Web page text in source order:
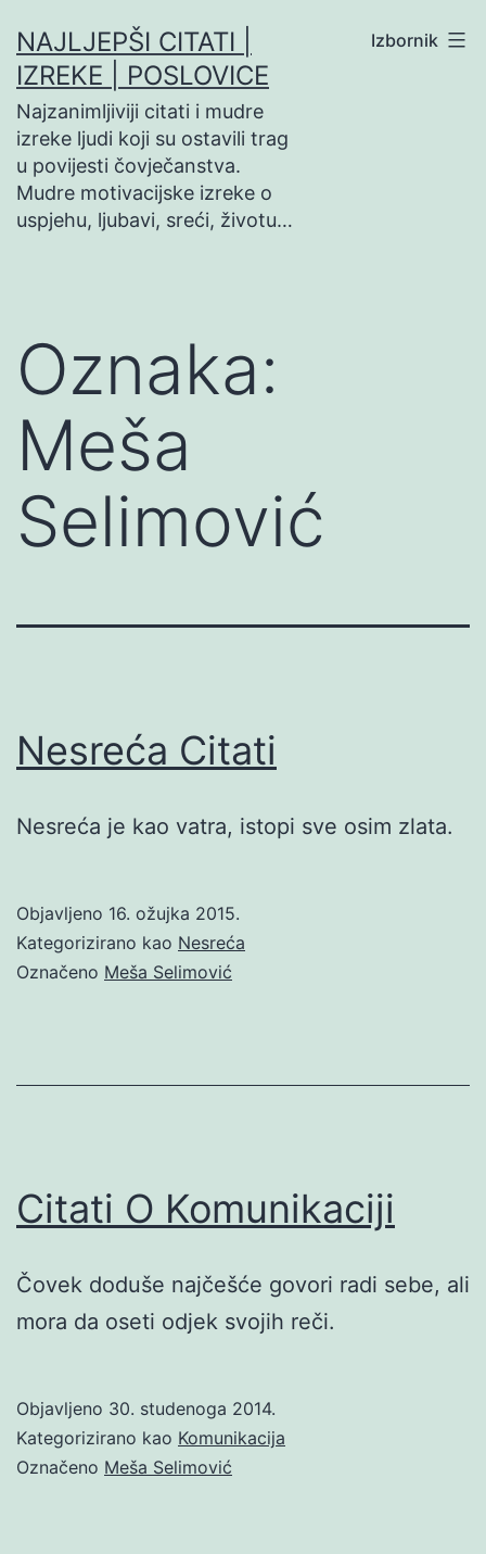
na
sadržaj
NAJLJEPŠI CITATI |
IZREKE | POSLOVICE
Najzanimljiviji citati i mudre
izreke ljudi koji su ostavili trag
u povijesti čovječanstva.
Mudre motivacijske izreke o
uspjehu, ljubavi, sreći, životu…
Izbornik
Oznaka:
Meša
Selimović
Nesreća Citati
Nesreća je kao vatra, istopi sve osim zlata.
Objavljeno 16. ožujka 2015.
Kategorizirano kao Nesreća
Označeno Meša Selimović
Citati O Komunikaciji
Čovek doduše najčešće govori radi sebe, ali
mora da oseti odjek svojih reči.
Objavljeno 30. studenoga 2014.
Kategorizirano kao Komunikacija
Označeno Meša Selimović